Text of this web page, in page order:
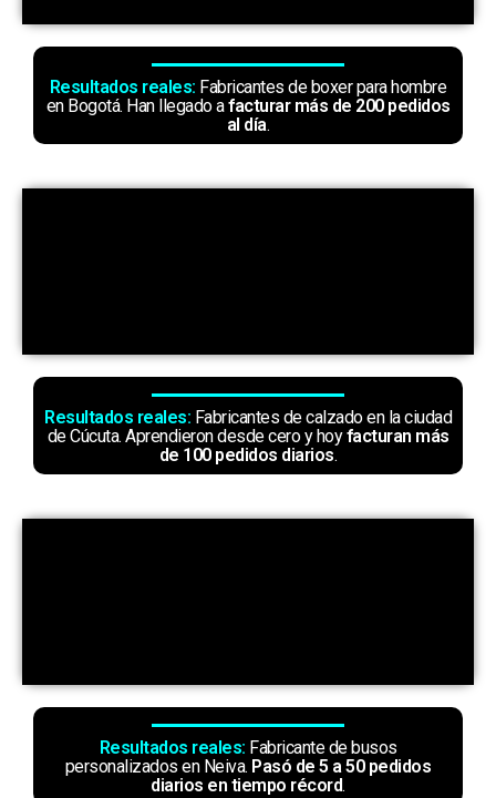
Resultados reales: Fabricantes de boxer para hombre
en Bogotá. Han llegado afacturar más de 200 pedidos
al día.
Resultados reales: Fabricantes de calzado en la ciudad
de Cúcuta. Aprendierondesde cero y hoyfacturan más
de 100 pedidos diarios.
Resultados reales: Fabricante de busos
personalizados en Neiva. Pasó de 5 a 50 pedidos
diarios en tiempo récord.